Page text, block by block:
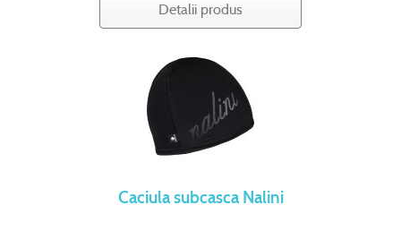
Detalii produs
Caciula subcasca Nalini